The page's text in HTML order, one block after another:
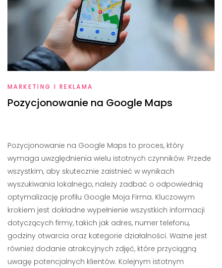
MARKETING I REKLAMA
Pozycjonowanie na Google Maps
Pozycjonowanie na Google Maps to proces, który
wymaga uwzględnienia wielu istotnych czynników. Przede
wszystkim, aby skutecznie zaistnieć w wynikach
wyszukiwania lokalnego, należy zadbać o odpowiednią
optymalizację profilu Google Moja Firma. Kluczowym
krokiem jest dokładne wypełnienie wszystkich informacji
dotyczących firmy, takich jak adres, numer telefonu,
godziny otwarcia oraz kategorie działalności. Ważne jest
również dodanie atrakcyjnych zdjęć, które przyciągną
uwagę potencjalnych klientów. Kolejnym istotnym